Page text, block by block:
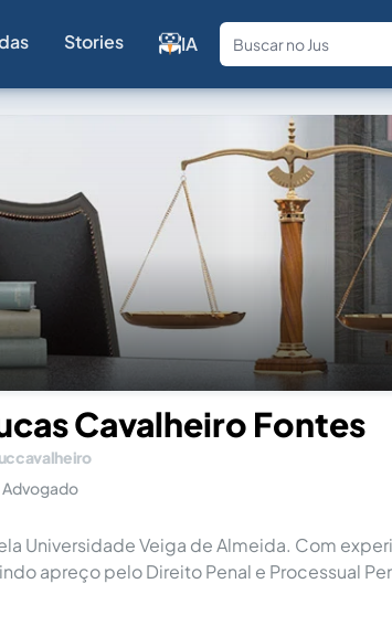
Stories IA
Fale
Cavalheiro Fontes
Advogado
Universidade Veiga de Almeida. Com
apreço pelo Direito Penal e Processual